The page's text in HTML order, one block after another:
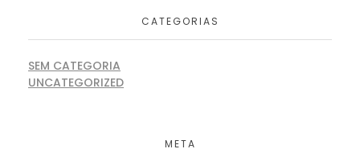
CATEGORIAS
SEM CATEGORIA
UNCATEGORIZED
META